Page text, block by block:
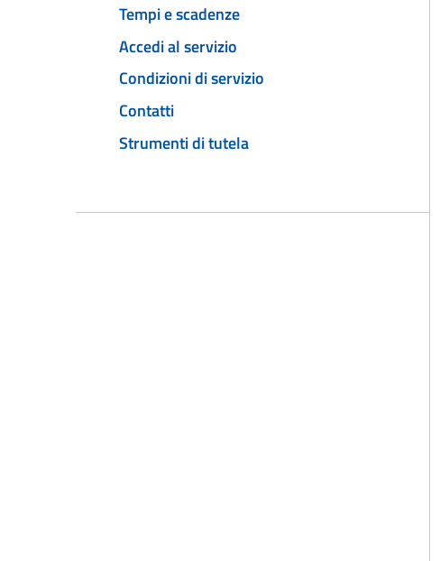
Tempi e scadenze
Accedi al servizio
Condizioni di servizio
Contatti
Strumenti di tutela